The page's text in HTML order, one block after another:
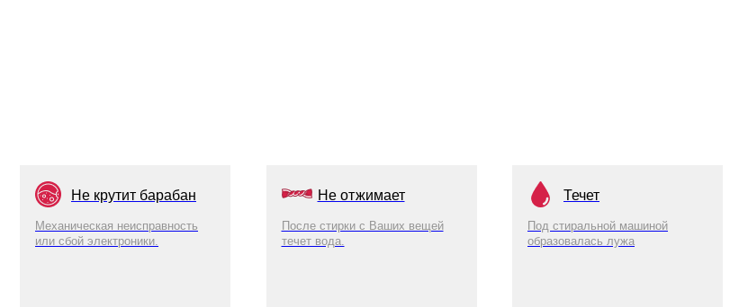
Не крутит барабан
Механическая неисправность
или сбой электроники.
Не отжимает
После стирки с Ваших вещей
течет вода.
Течет
Под стиральной машиной
образовалась лужа